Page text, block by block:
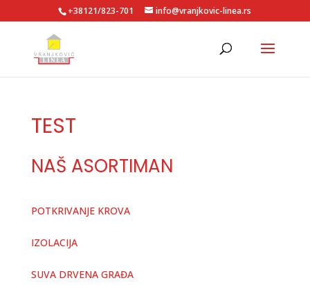
+38121/823-701 info@vranjkovic-linea.rs
TEST
NAŠ ASORTIMAN
POTKRIVANJE KROVA
IZOLACIJA
SUVA DRVENA GRAĐA